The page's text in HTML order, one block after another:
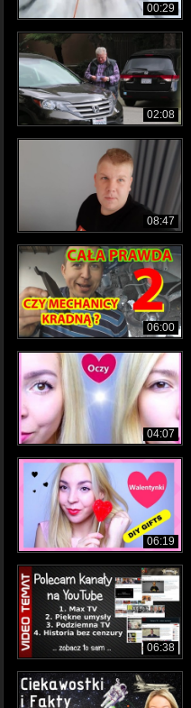
00:29
02:08
08:47
06:00
04:07
06:19
06:38